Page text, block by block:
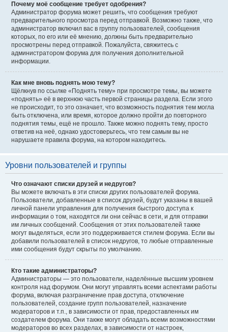
Почему моё сообщение требует одобрения?
Администратор форума может решить, что сообщения требуют
предварительного просмотра перед отправкой. Возможно также, что
администратор включил вас в группу пользователей, сообщения
которых, по его или её мнению, должны быть предварительно
просмотрены перед отправкой. Пожалуйста, свяжитесь с
администратором форума для получения дополнительной
информации.
Как мне вновь поднять мою тему?
Щёлкнув по ссылке «Поднять тему» при просмотре темы, вы можете
«поднять» её в верхнюю часть первой страницы раздела. Если этого
не происходит, то это означает, что возможность поднятия тем могла
быть отключена, или время, которое должно пройти до повторного
поднятия темы, ещё не прошло. Также можно поднять тему, просто
ответив на неё, однако удостоверьтесь, что тем самым вы не
нарушаете правила форума, на котором находитесь.
Уровни пользователей и группы
Что означают списки друзей и недругов?
Вы можете включать в эти списки других пользователей форума.
Пользователи, добавленные в список друзей, будут указаны в вашей
личной панели управления для получения быстрого доступа к
информации о том, находятся ли они сейчас в сети, и для отправки
им личных сообщений. Сообщения от этих пользователей также
могут выделяться, если это поддерживается стилем форума. Если вы
добавили пользователей в список недругов, то любые отправленные
ими сообщения будут скрыты по умолчанию.
Кто такие администраторы?
Администраторы — это пользователи, наделённые высшим уровнем
контроля над форумом. Они могут управлять всеми аспектами работы
форума, включая разграничение прав доступа, отключение
пользователей, создание групп пользователей, назначение
модераторов и т.п., в зависимости от прав, предоставленных им
создателем форума. Они также могут обладать всеми возможностями
модераторов во всех разделах, в зависимости от настроек,